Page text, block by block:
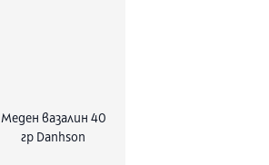
Меден вазалин 40
гр Danhson